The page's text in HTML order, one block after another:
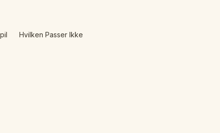
Hvilken Passer Ikke
Hvilken Passer Ikke